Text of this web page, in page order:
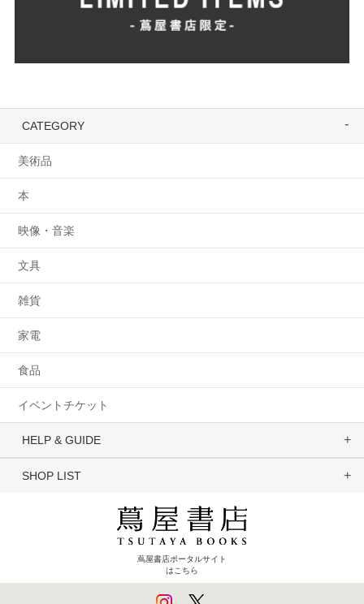
CATEGORY
美術品
本
映像・音楽
文具
雑貨
家電
食品
イベントチケット
HELP & GUIDE
SHOP LIST
蔦屋書店ポータルサイト
はこちら